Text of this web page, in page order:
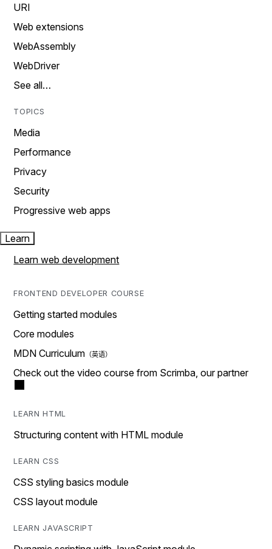
URI
Web extensions
WebAssembly
WebDriver
See all…
TOPICS
Media
Performance
Privacy
Security
Progressive web apps
Learn
Learn web development
FRONTEND DEVELOPER COURSE
Getting started modules
Core modules
MDN Curriculum
Check out the video course from Scrimba, our partner
LEARN HTML
Structuring content with HTML module
LEARN CSS
CSS styling basics module
CSS layout module
LEARN JAVASCRIPT